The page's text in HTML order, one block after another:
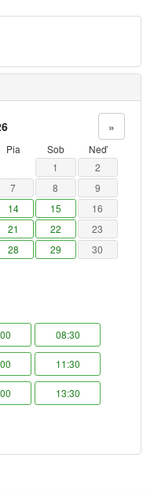
»
Pia Sob
Neď
1
2
7 8
9
14 15
16
21 22
23
28 29
30
08:30
11:30
13:30